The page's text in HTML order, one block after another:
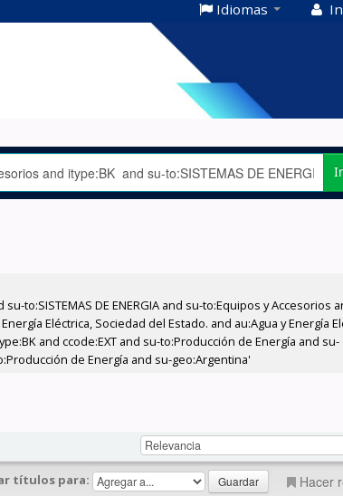
Idiomas
Ir
to:SISTEMAS DE ENERGIA and su-to:Equipos y Accesorios
Eléctrica, Sociedad del Estado. and au:Agua y Energía
and ccode:EXT and su-to:Producción de Energía and su-
de Energía and su-geo:Argentina'
títulos para: Hacer